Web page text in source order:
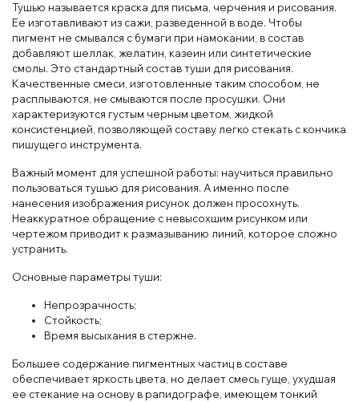
Тушью называется краска для письма, черчения и рисования.
Ее изготавливают из сажи, разведенной в воде. Чтобы
пигмент не смывался с бумаги при намокании, в состав
добавляют шеллак, желатин, казеин или синтетические
смолы. Это стандартный состав туши для рисования.
Качественные смеси, изготовленные таким способом, не
расплываются, не смываются после просушки. Они
характеризуются густым черным цветом, жидкой
консистенцией, позволяющей составу легко стекать с кончика
пишущего инструмента.
Важный момент для успешной работы: научиться правильно
пользоваться тушью для рисования. А именно после
нанесения изображения рисунок должен просохнуть.
Неаккуратное обращение с невысохшим рисунком или
чертежом приводит к размазыванию линий, которое сложно
устранить.
Основные параметры туши:
Непрозрачность;
Стойкость;
Время высыхания в стержне.
Большее содержание пигментных частиц в составе
обеспечивает яркость цвета, но делает смесь гуще, ухудшая
ее стекание на основу в рапидографе, имеющем тонкий